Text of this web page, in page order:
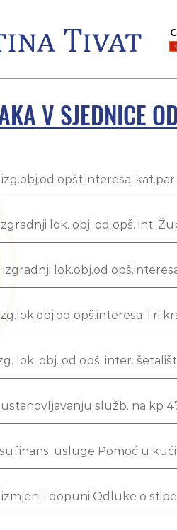
V SJEDNICE
opšt.interesa-
lok. obj. od opš. int.
lok.obj.od
opš.interesa Tri
lok. obj. od opš. inter.
služb. na kp
usluge Pomoć u kući
i dopuni Odluke o